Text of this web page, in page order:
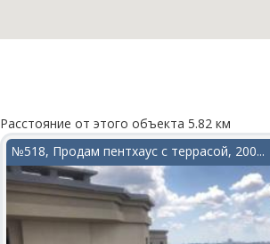
Расстояние от этого объекта 5.82 км
№518, Продам пентхаус с террасой, 200...